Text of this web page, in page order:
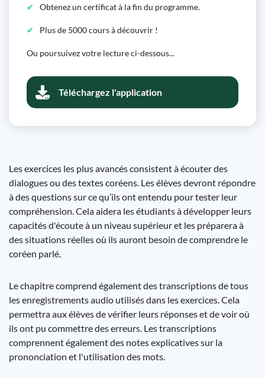
Obtenez un certificat à la fin du programme.
Plus de 5000 cours à découvrir !
Ou poursuivez votre lecture ci-dessous...
Téléchargez l'application
Les exercices les plus avancés consistent à écouter des
dialogues ou des textes coréens. Les élèves devront répondre
à des questions sur ce qu’ils ont entendu pour tester leur
compréhension. Cela aidera les étudiants à développer leurs
capacités d'écoute à un niveau supérieur et les préparera à
des situations réelles où ils auront besoin de comprendre le
coréen parlé.
Le chapitre comprend également des transcriptions de tous
les enregistrements audio utilisés dans les exercices. Cela
permettra aux élèves de vérifier leurs réponses et de voir où
ils ont pu commettre des erreurs. Les transcriptions
comprennent également des notes explicatives sur la
prononciation et l'utilisation des mots.